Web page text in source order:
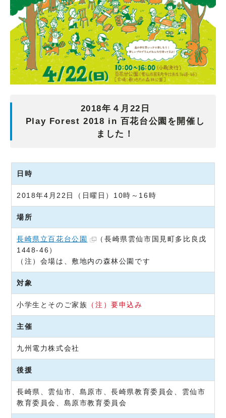
2018年４月22日
Play Forest 2018 in 百花台公園を開催し
ました！
日時
2018年4月22日（日曜日）10時～16時
場所
長崎県立百花台公園
（長崎県雲仙市国見町多比良戊
1448-46）
（注）会場は、敷地内の森林公園です
対象
小学生とそのご家族 （注）要申込み
主催
九州電力株式会社
後援
長崎県、雲仙市、島原市、長崎県教育委員会、雲仙市
教育委員会、島原市教育委員会